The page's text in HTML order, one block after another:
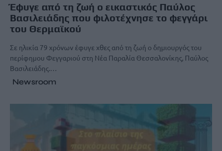
Έφυγε από τη ζωή ο εικαστικός Παύλος
Βασιλειάδης που φιλοτέχνησε το φεγγάρι
του Θερμαϊκού
Σε ηλικία 79 χρόνων έφυγε χθες από τη ζωή ο δημιουργός του
περίφημου Φεγγαριού στη Νέα Παραλία Θεσσαλονίκης, Παύλος
Βασιλειάδης.…
Newsroom